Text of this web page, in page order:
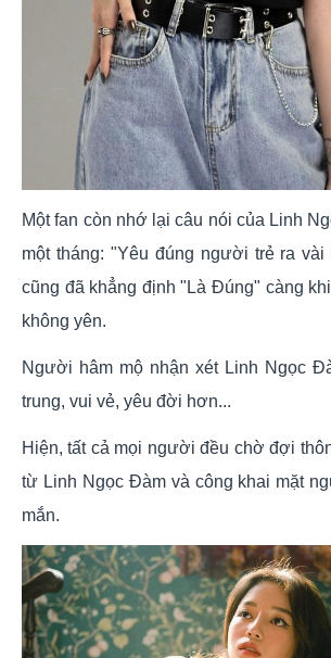
Một fan còn nhớ lại câu nói của Linh
một tháng: "Yêu đúng người trẻ ra vài
cũng đã khẳng định "Là Đúng" càng
không yên.
Người hâm mộ nhận xét Linh Ngọc
trung, vui vẻ, yêu đời hơn...
Hiện, tất cả mọi người đều chờ đợi
từ Linh Ngọc Đàm và công khai mặt
mắn.